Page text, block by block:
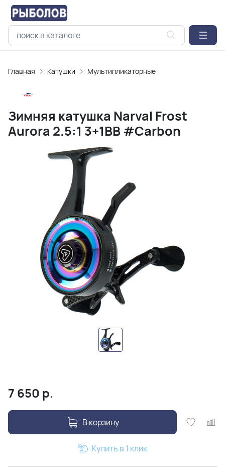
Главная Катушки Мультипликаторные
Зимняя катушка Narval Frost
Aurora 2.5:1 3+1BB #Carbon
7 650 р.
В корзину
Купить в 1 клик